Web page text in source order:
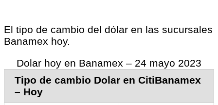
El tipo de cambio del dólar en las sucursales
Banamex hoy.
Dolar hoy en Banamex – 24 mayo 2023
Tipo de cambio Dolar en CitiBanamex
– Hoy